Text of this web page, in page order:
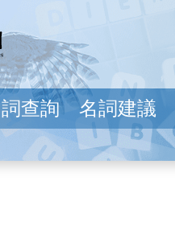
詞網
查詢 名詞建議